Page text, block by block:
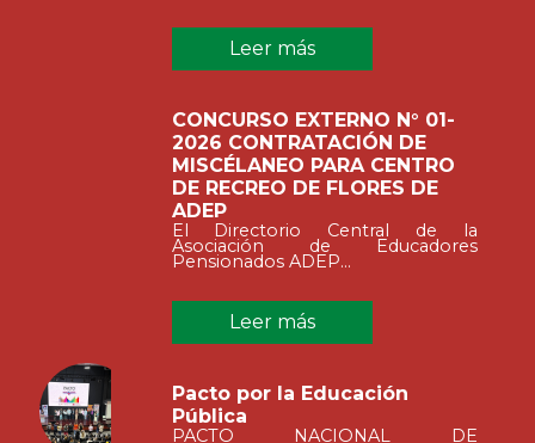
Leer más
CONCURSO EXTERNO N° 01-
2026 CONTRATACIÓN DE
MISCÉLANEO PARA CENTRO
DE RECREO DE FLORES DE
ADEP
El Directorio Central de la
Asociación de Educadores
Pensionados ADEP...
Leer más
Pacto por la Educación
Pública
PACTO NACIONAL DE